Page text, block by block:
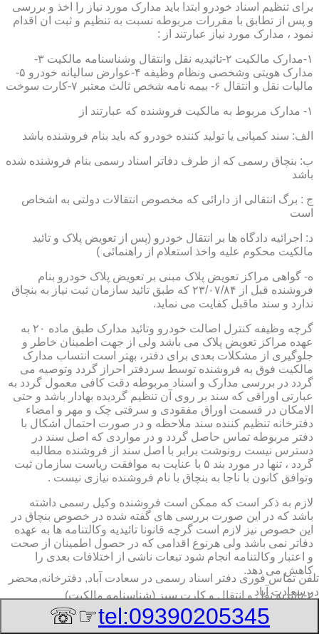
برای تنظیم اسناد خودرو ابتدا باید مدارک مورد نیاز را اخذ و بررسی
و پس از تطابق با مقررات مربوطه نسبت به تنظیم و ثبت ان اقدام
نمود ، مدارک مورد نیاز عبارتند از :
۱-مدارک مالکیت ۲-تائیدیه نقل وانتقال وشناسنامه مالکیت ۳-
مدارک هویتی وشخصی ونظام وظیفه ۴-عوارض سالیانه خودرو ۵-
مالیات نقل و انتقال ۶- بیمه نامه شخص ثالث معتبر ۷-کارت سوخت
۱- مدارک مربوط به مالکیت فروشنده که عبارتند از
الف: سند کمپانی یا تولید کننده خودرو که باید بنام فروشنده باشد
ب: بنچاق رسمی که از طرف دفاتر اسناد رسمی بنام فروشنده شده
باشد
ج : برگ انتقالی از دارائی که مخصوص انتقالات دولتی به اشخاص
است
د: اجرائیه دادگاه ها بر انتقال خودرو (پس از تعویض پلاک و تائید
مالکیت محکوم علیه واخذ استعلام از راهنمائی )
ه- گواهی مراکز تعویض پلاک مبنی بر تعویض پلاک خودرو بنام
فروشنده قبل از ۲۳/۰۷/۸۴ که طبق تائید سازمان ثبت نیاز به بنچاق
ندارد و سند ماقبل کفایت می نماید.
گرچه وظیفه کنترل اصالت خودرو وتائید مدارک طبق ماده ۲۰ به
عهده مراکز تعویض پلاک می باشد ولی از جهت اطمینان خاطر و
جلوگیری از مشکلات بعدی برای دفتر، بهتر است انتساب مدارک
مالکیت فوق به فروشنده توسط سردفتر احراز گردد وتوصیه می
گردد در بررسی مدارک و اسناد مربوطه دقت کافی معمول گردد به
عبارتی اوراقی که سند بر روی آن تنظیم گردیده بهادار باشد و حتی
الامکان در قسمت اوراق مفقودی و سرقتی چک و مهر و امضاء
دفترخانه تنظیم کننده سند ملاحظه و در صورت احتمال اشکال با
دفتر مربوطه تماس حاصل گردد و در مواردی که اصل سند در
دسترس نیست رونوشت برابر با اصل سند از فروشنده مطالبه
گردد ، تنها در مورد بند ۵ با عنایت به موافقت ریاست سازمان ثبت
وتوافق کانون با ناجا به بنچاق با نام فروشنده نیازی نیست .
لازم به ذکر است که ممکن است فروشنده وکیل رسمی داشته
باشد که در این صورت بررسی های گفته شده در خصوص بنچاق در
این خصوص نیز لازم است گرچه قانونا تائیدیه وکالتنامه ها به عهده
دفاتر نمی باشد ولی هرنوع اقدامی که در حصول اطمینان از صحت
و اعتبار وکالتنامه انجام شود تبعات ناشی از اختلافات بعدی را
کاهش می دهد.
۲-تائیدیه نقل و انتقال و کارت سبز (شناسنامه مالکیت)
برگ تائیدیه نقل و انتقال صادره از مراکز تعویض پلاک حاوی
تلفن تماس فوری دفتر اسناد رسمی در سعادت آباد, دفترخانه,محضر
در سعادت آباد
tel:09390205345
☞☏